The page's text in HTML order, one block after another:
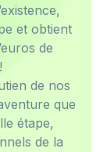
et obtient
de
de nos
que
étape,
de la